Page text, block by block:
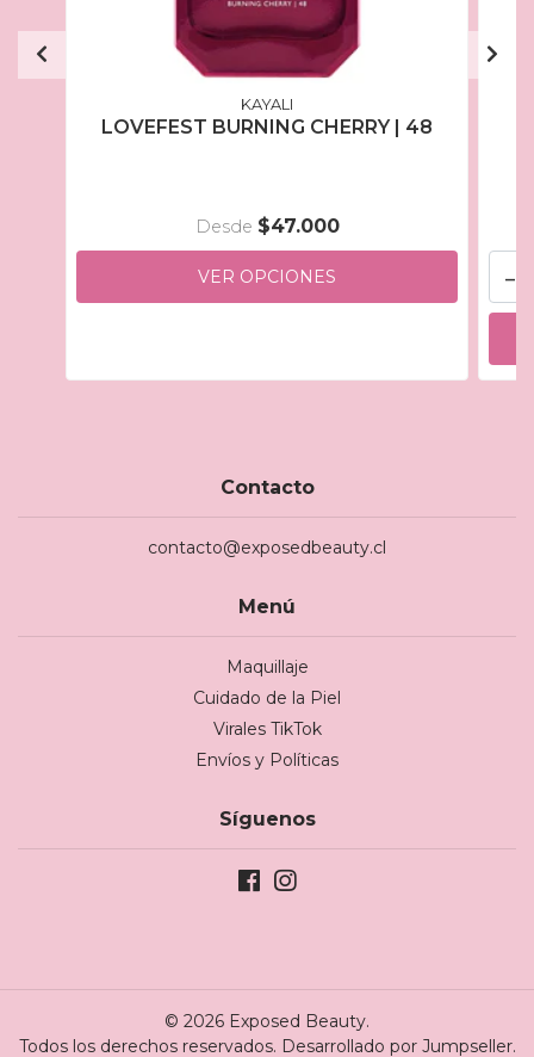
KAYALI
LOVEFEST BURNING CHERRY | 48
Desde $47.000
VER OPCIONES -
Contacto
contacto@exposedbeauty.cl
Menú
Maquillaje
Cuidado de la Piel
Virales TikTok
Envíos y Políticas
Síguenos
© 2026 Exposed Beauty.
Todos los derechos reservados. Desarrollado por Jumpseller.